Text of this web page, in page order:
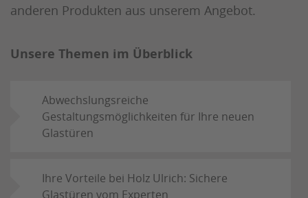
anderen Produkten aus unserem Angebot.
Unsere Themen im Überblick
Abwechslungsreiche
Gestaltungsmöglichkeiten für Ihre neuen
Glastüren
Ihre Vorteile bei Holz Ulrich: Sichere
Glastüren vom Experten